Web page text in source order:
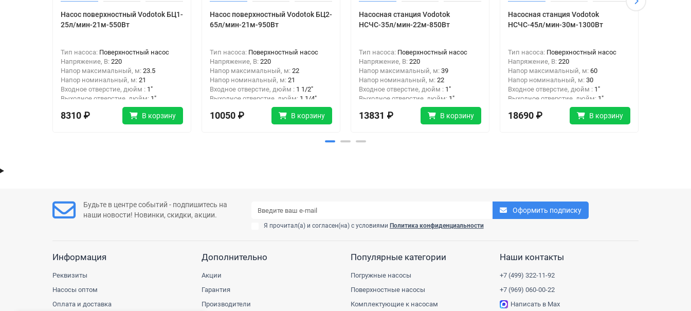
Насос поверхностный Vodotok БЦ1-
25л/мин-21м-550Вт
Тип насоса: Поверхностный насос
Напряжение, В: 220
Напор максимальный, м: 23.5
Напор номинальный, м: 21
Входное отверстие, дюйм : 1"
Выходное отверстие, дюйм: 1"
8310 ₽ В корзину
Насос поверхностный Vodotok БЦ2-
65л/мин-21м-950Вт
Тип насоса: Поверхностный насос
Напряжение, В: 220
Напор максимальный, м: 22
Напор номинальный, м: 21
Входное отверстие, дюйм : 1 1/2"
Выходное отверстие, дюйм: 1 1/4"
10050 ₽ В корзину
Насосная станция Vodotok
НСЧС-35л/мин-22м-850Вт
Тип насоса: Поверхностный насос
Напряжение, В: 220
Напор максимальный, м: 39
Напор номинальный, м: 22
Входное отверстие, дюйм : 1"
Выходное отверстие, дюйм: 1"
13831 ₽ В корзину
Насосная станция Vodotok
НСЧС-45л/мин-30м-1300Вт
Тип насоса: Поверхностный насос
Напряжение, В: 220
Напор максимальный, м: 60
Напор номинальный, м: 30
Входное отверстие, дюйм : 1"
Выходное отверстие, дюйм: 1"
18690 ₽ В корзину
Будьте в центре событий - подпишитесь на
наши новости! Новинки, скидки, акции.
Оформить подписку
Я прочитал(а) и согласен(на) с условиями Политика конфиденциальности
Информация
Реквизиты
Насосы оптом
Оплата и доставка
Дополнительно
Акции
Гарантия
Производители
Популярные категории
Погружные насосы
Поверхностные насосы
Комплектующие к насосам
Наши контакты
+7 (499) 322-11-92
+7 (969) 060-00-22
Написать в Max